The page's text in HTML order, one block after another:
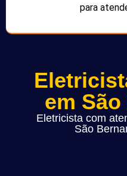
para
em
Eletricista com
São